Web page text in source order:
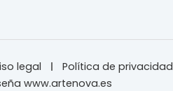
legal Política de privacidad
www.artenova.es